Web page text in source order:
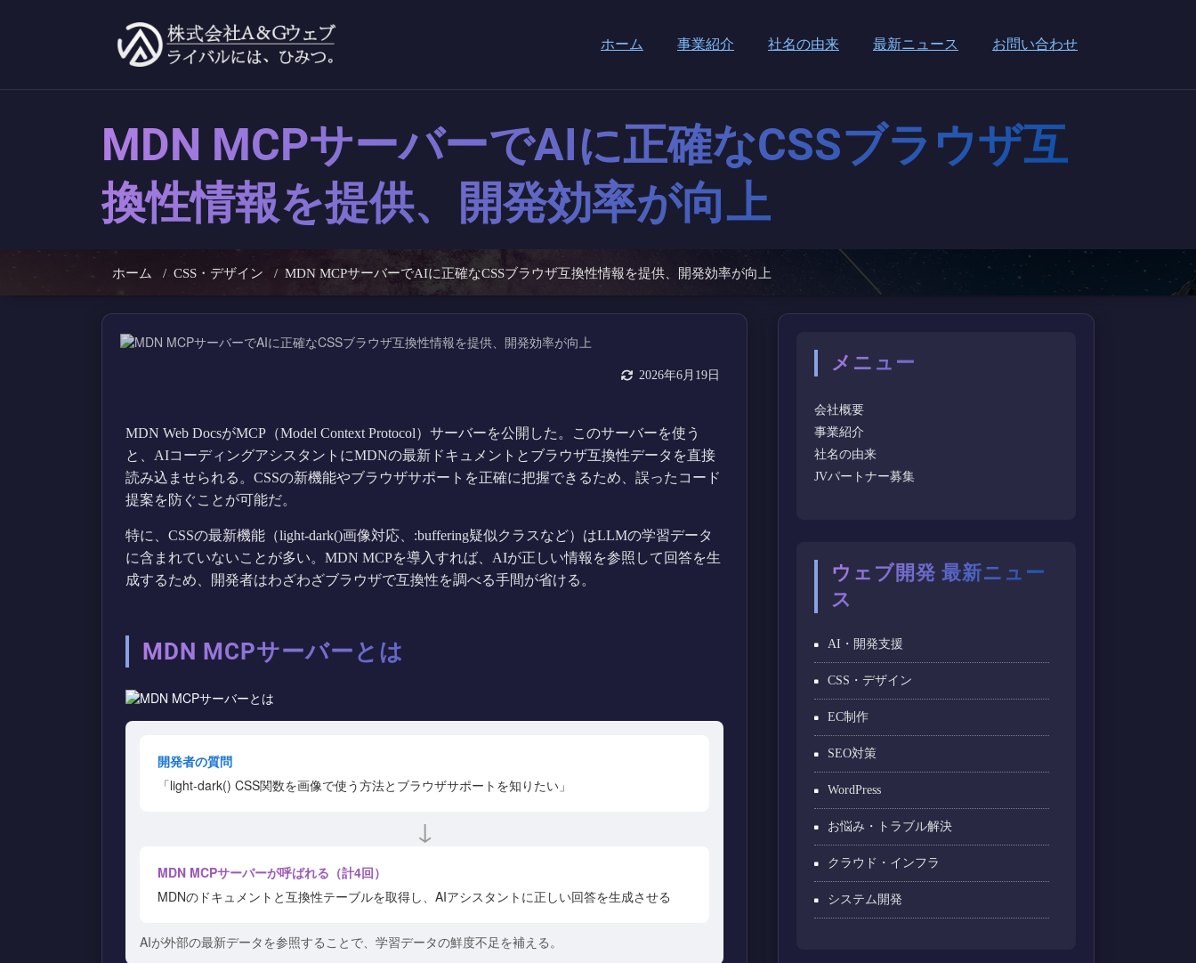
へ
ホーム 事業紹介 社名の由来 最新ニュース お問い合わせ
MDN MCPサーバーでAIに正確なCSSブラウザ互
換性情報を提供、開発効率が向上
ホーム / CSS・デザイン / MDN MCPサーバーでAIに正確なCSSブラウザ互換性情報を提供、開発効率が向上
2026年6月19日
MDN Web DocsがMCP（Model Context Protocol）サーバーを公開した。このサーバーを使う
と、AIコーディングアシスタントにMDNの最新ドキュメントとブラウザ互換性データを直接
読み込ませられる。CSSの新機能やブラウザサポートを正確に把握できるため、誤ったコード
提案を防ぐことが可能だ。
特に、CSSの最新機能（light-dark()画像対応、:buffering疑似クラスなど）はLLMの学習データ
に含まれていないことが多い。MDN MCPを導入すれば、AIが正しい情報を参照して回答を生
成するため、開発者はわざわざブラウザで互換性を調べる手間が省ける。
MDN MCPサーバーとは
開発者の質問
「light-dark() CSS関数を画像で使う方法とブラウザサポートを知りたい」
↓
MDN MCPサーバーが呼ばれる（計4回）
MDNのドキュメントと互換性テーブルを取得し、AIアシスタントに正しい回答を生成させる
AIが外部の最新データを参照することで、学習データの鮮度不足を補える。
メニュー
会社概要
事業紹介
社名の由来
JVパートナー募集
ウェブ開発 最新ニュー
ス
AI・開発支援
CSS・デザイン
EC制作
SEO対策
WordPress
お悩み・トラブル解決
クラウド・インフラ
システム開発